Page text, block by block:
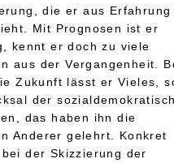
die er aus Erfahrung
Mit Prognosen ist er
kennt er doch zu viele
aus der Vergangenheit.
Zukunft lässt er Vieles,
der
das haben ihn die
Anderer gelehrt. Konkret
der Skizzierung der